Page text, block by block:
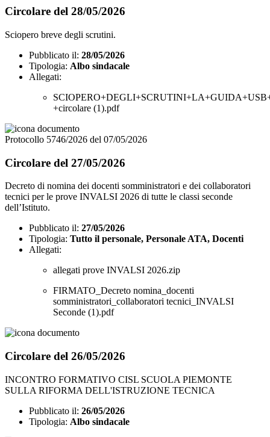
Circolare del 28/05/2026
Sciopero breve degli scrutini.
Pubblicato il: 28/05/2026
Tipologia: Albo sindacale
Allegati:
+circolare (1).pdf
Protocollo 5746/2026 del 07/05/2026
Circolare del 27/05/2026
Decreto di nomina dei docenti somministratori e dei collaboratori
tecnici per le prove INVALSI 2026 di tutte le classi seconde
dell’Istituto.
Pubblicato il: 27/05/2026
Tipologia: Tutto il personale, Personale ATA, Docenti
Allegati:
allegati prove INVALSI 2026.zip
FIRMATO_Decreto nomina_docenti
somministratori_collaboratori tecnici_INVALSI
Seconde (1).pdf
Circolare del 26/05/2026
INCONTRO FORMATIVO CISL SCUOLA PIEMONTE
SULLA RIFORMA DELL'ISTRUZIONE TECNICA
Pubblicato il: 26/05/2026
Tipologia: Albo sindacale